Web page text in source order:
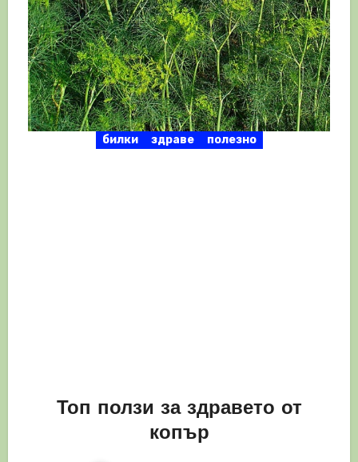
билки здраве полезно
Топ ползи за здравето от
копър